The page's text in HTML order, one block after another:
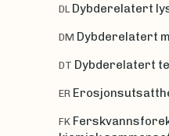
DL Dybderelatert
DM Dybderelatert
DT Dybderelatert
ER
FK